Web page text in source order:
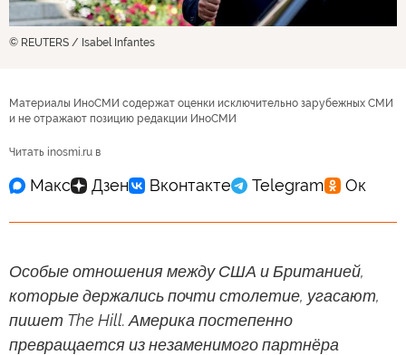
© REUTERS / Isabel Infantes
Материалы ИноСМИ содержат оценки исключительно зарубежных СМИ
и не отражают позицию редакции ИноСМИ
Читать inosmi.ru в
Особые отношения между США и Британией,
которые держались почти столетие, угасают,
пишет The Hill. Америка постепенно
превращается из незаменимого партнёра